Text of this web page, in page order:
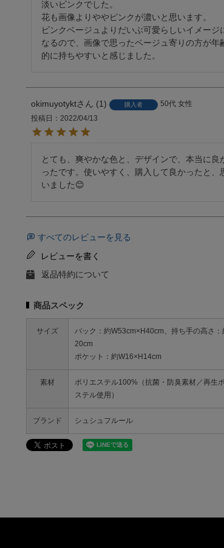
淡いピンクでした。
花も画像よりややピンクが濃いと思います。
ピンクベージュよりだいぶ可愛らしいイメージ
なるので、画像で思ったベージュ寄りの方が年
的に持ちやすいと感じました。
okimuyotykt 1 購入者 50代 女性
投稿日
2022/04/13
とても、爽やかな色と、デザインで、本当に良
ったです。使いやすく、購入して良かったと、
いました😊
すべてのレビューを見る
レビューを書く
返品特約について
商品スペック
サイズ
バック：約W53cm×H40cm、持ち手の高さ：
20cm
ポケット：約W16×H14cm
素材
ポリエステル100%（抗菌・防臭素材／再生
ステル使用）
ブランド シュシュフルール